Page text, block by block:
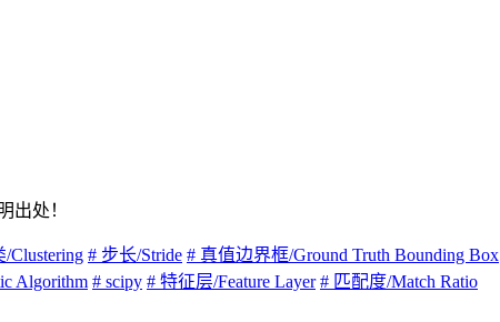
出处！
/Clustering # 步长/Stride # 真值边界框/Ground Truth Bounding Box
Algorithm # scipy # 特征层/Feature Layer # 匹配度/Match Ratio